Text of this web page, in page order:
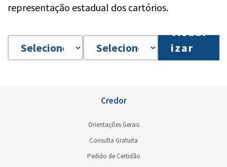
representação estadual dos cartórios.
Visual
izar
PDF
Credor
Orientações Gerais
Consulta Gratuita
Pedido de Certidão